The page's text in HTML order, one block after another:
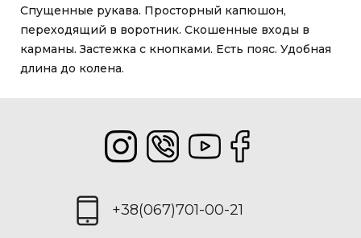
Спущенные рукава. Просторный капюшон,
переходящий в воротник. Скошенные входы в
карманы. Застежка с кнопками. Есть пояс. Удобная
длина до колена.
+38(067)701-00-21